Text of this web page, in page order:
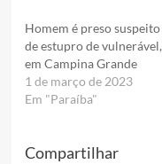
Homem é preso suspeito
de estupro de vulnerável,
em Campina Grande
1 de março de 2023
Em "Paraíba"
Compartilhar